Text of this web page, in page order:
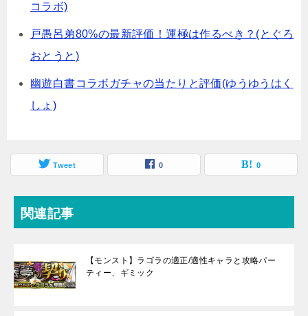
コラボ)
戸愚呂弟80%の最新評価！運極は作るべき？(とぐろ
おとうと)
幽遊白書コラボガチャの当たりと評価(ゆうゆうはく
しょ)
Tweet 0 0
関連記事
【モンスト】ラゴラの適正/適性キャラと攻略パー
ティー、ギミック